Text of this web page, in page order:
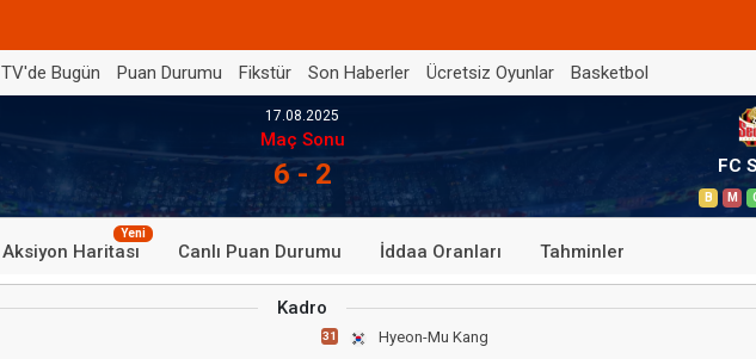
TV'de Bugün Puan Durumu Fikstür Son Haberler Ücretsiz Oyunlar Basketbol
17.08.2025
Maç Sonu
6 - 2 FC
B M
Aksiyon Haritası
Yeni
Canlı Puan Durumu İddaa Oranları Tahminler
Kadro
31 Hyeon-Mu Kang